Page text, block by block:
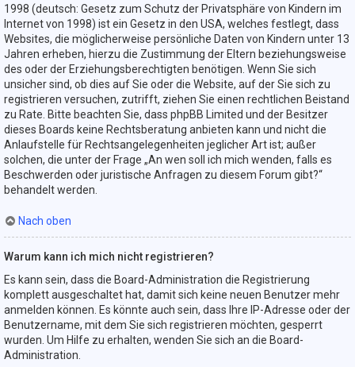
1998 (deutsch: Gesetz zum Schutz der Privatsphäre von Kindern im
Internet von 1998) ist ein Gesetz in den USA, welches festlegt, dass
Websites, die möglicherweise persönliche Daten von Kindern unter 13
Jahren erheben, hierzu die Zustimmung der Eltern beziehungsweise
des oder der Erziehungsberechtigten benötigen. Wenn Sie sich
unsicher sind, ob dies auf Sie oder die Website, auf der Sie sich zu
registrieren versuchen, zutrifft, ziehen Sie einen rechtlichen Beistand
zu Rate. Bitte beachten Sie, dass phpBB Limited und der Besitzer
dieses Boards keine Rechtsberatung anbieten kann und nicht die
Anlaufstelle für Rechtsangelegenheiten jeglicher Art ist; außer
solchen, die unter der Frage „An wen soll ich mich wenden, falls es
Beschwerden oder juristische Anfragen zu diesem Forum gibt?“
behandelt werden.
Nach oben
Warum kann ich mich nicht registrieren?
Es kann sein, dass die Board-Administration die Registrierung
komplett ausgeschaltet hat, damit sich keine neuen Benutzer mehr
anmelden können. Es könnte auch sein, dass Ihre IP-Adresse oder der
Benutzername, mit dem Sie sich registrieren möchten, gesperrt
wurden. Um Hilfe zu erhalten, wenden Sie sich an die Board-
Administration.